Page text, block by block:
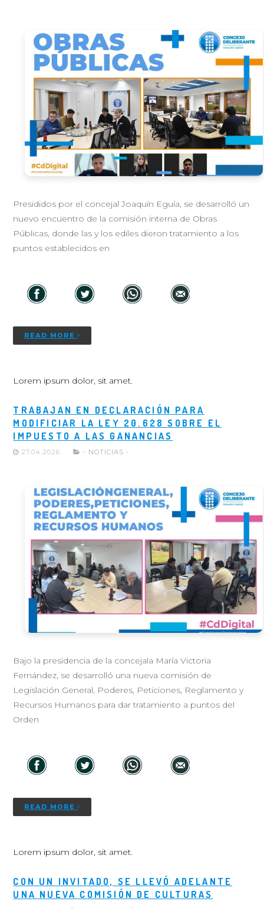
Presididos por el concejal Joaquín Eguía, se desarrolló un
nuevo encuentro de la comisión interna de Obras
Públicas, donde las y los ediles dieron tratamiento a los
puntos establecidos en
READ MORE
Lorem ipsum dolor, sit amet.
TRABAJAN EN DECLARACIÓN PARA
MODIFICIAR LA LEY 20.628 SOBRE EL
IMPUESTO A LAS GANANCIAS
27.04.2026 - NOTICIAS -
Bajo la presidencia de la concejala María Victoria
Fernández, se desarrolló una nueva comisión de
Legislación General, Poderes, Peticiones, Reglamento y
Recursos Humanos para dar tratamiento a puntos del
Orden
READ MORE
Lorem ipsum dolor, sit amet.
CON UN INVITADO, SE LLEVÓ ADELANTE
UNA NUEVA COMISIÓN DE CULTURAS